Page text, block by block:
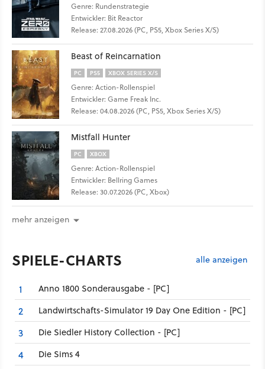
Genre: Rundenstrategie
Entwickler: Bit Reactor
Release: 27.08.2026 (PC, PS5, Xbox Series X/S)
Beast of Reincarnation
PC PS5 XBOX SERIES X/S
Genre: Action-Rollenspiel
Entwickler: Game Freak Inc.
Release: 04.08.2026 (PC, PS5, Xbox Series X/S)
Mistfall Hunter
PC XBOX
Genre: Action-Rollenspiel
Entwickler: Bellring Games
Release: 30.07.2026 (PC, Xbox)
mehr anzeigen
SPIELE-CHARTS alle anzeigen
1 Anno 1800 Sonderausgabe - [PC]
2 Landwirtschafts-Simulator 19 Day One Edition - [PC]
3 Die Siedler History Collection - [PC]
4 Die Sims 4